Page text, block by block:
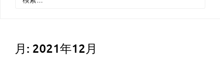
月: 2021年12月